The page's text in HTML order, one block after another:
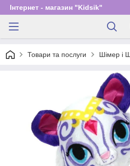
Інтернет - магазин "Kidsik"
Товари та послуги Шімер і